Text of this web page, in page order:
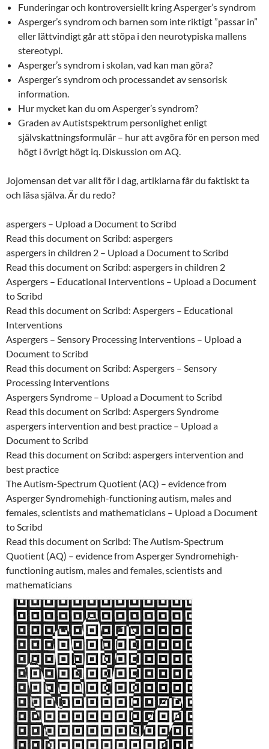
Funderingar och kontroversiellt kring Asperger’s syndrom
Asperger’s syndrom och barnen som inte riktigt ”passar in”
eller lättvindigt går att stöpa i den neurotypiska mallens
stereotypi.
Asperger’s syndrom i skolan, vad kan man göra?
Asperger’s syndrom och processandet av sensorisk
information.
Hur mycket kan du om Asperger’s syndrom?
Graden av Autistspektrum personlighet enligt
självskattningsformulär – hur att avgöra för en person med
högt i övrigt högt iq. Diskussion om AQ.
Jojomensan det var allt för i dag, artiklarna får du faktiskt ta
och läsa själva. Är du redo?
aspergers – Upload a Document to Scribd
Read this document on Scribd: aspergers
aspergers in children 2 – Upload a Document to Scribd
Read this document on Scribd: aspergers in children 2
Aspergers – Educational Interventions – Upload a Document
to Scribd
Read this document on Scribd: Aspergers – Educational
Interventions
Aspergers – Sensory Processing Interventions – Upload a
Document to Scribd
Read this document on Scribd: Aspergers – Sensory
Processing Interventions
Aspergers Syndrome – Upload a Document to Scribd
Read this document on Scribd: Aspergers Syndrome
aspergers intervention and best practice – Upload a
Document to Scribd
Read this document on Scribd: aspergers intervention and
best practice
The Autism-Spectrum Quotient (AQ) – evidence from
Asperger Syndromehigh-functioning autism, males and
females, scientists and mathematicians – Upload a Document
to Scribd
Read this document on Scribd: The Autism-Spectrum
Quotient (AQ) – evidence from Asperger Syndromehigh-
functioning autism, males and females, scientists and
mathematicians